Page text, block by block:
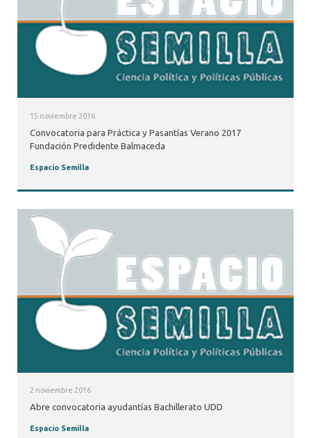
15 noviembre 2016
Convocatoria para Práctica y Pasantías Verano 2017
Fundación Predidente Balmaceda
Espacio Semilla
2 noviembre 2016
Abre convocatoria ayudantías Bachillerato UDD
Espacio Semilla